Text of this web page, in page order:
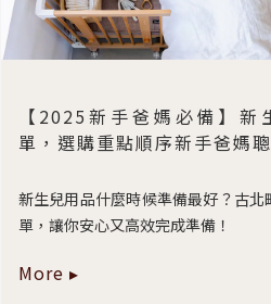
【2025新手爸媽必備】新
單，選購重點順序新手爸媽
新生兒用品什麼時候準備最好？古北
單，讓你安心又高效完成準備！
More ▸